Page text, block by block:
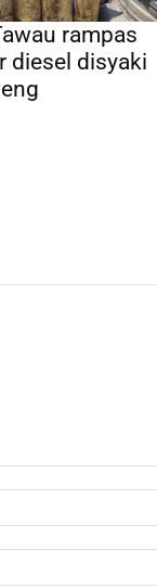
rampas
diesel disyaki